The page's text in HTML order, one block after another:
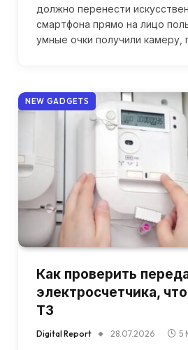
должно перенести
смартфона прямо на лицо
умные очки получили камеру,
NEW GADGETS
Как проверить
электросчетчика,
T3
Digital Report 28.07.2026 5